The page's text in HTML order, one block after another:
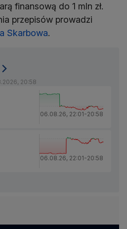
finansową do 1 mln zł.
przepisów prowadzi
Skarbowa.
20:58
06.08.26, 22:01-20:58
06.08.26, 22:01-20:58